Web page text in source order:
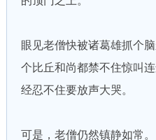
眼见老僧快被诸葛雄抓个
个比丘和尚都禁不住惊叫
经忍不住要放声大哭。
可是，老僧仍然镇静如常。